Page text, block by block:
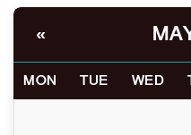
৬
«
MON TUE WED